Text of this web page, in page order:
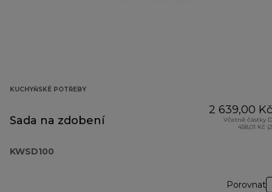
KUCHYŇSKÉ POTŘEBY
Sada na zdobení
KWSD100
2 639,00 Kč
Včetně částky
458,01 Kč
Porovnat